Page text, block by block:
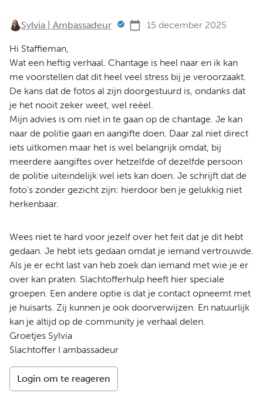
Sylvia | Ambassadeur 15 december 2025
Hi Staffieman,
Wat een heftig verhaal. Chantage is heel naar en ik kan
me voorstellen dat dit heel veel stress bij je veroorzaakt.
De kans dat de fotos al zijn doorgestuurd is, ondanks dat
je het nooit zeker weet, wel reëel.
Mijn advies is om niet in te gaan op de chantage. Je kan
naar de politie gaan en aangifte doen. Daar zal niet direct
iets uitkomen maar het is wel belangrijk omdat, bij
meerdere aangiftes over hetzelfde of dezelfde persoon
de politie uiteindelijk wel iets kan doen. Je schrijft dat de
foto's zonder gezicht zijn: hierdoor ben je gelukkig niet
herkenbaar.
Wees niet te hard voor jezelf over het feit dat je dit hebt
gedaan. Je hebt iets gedaan omdat je iemand vertrouwde.
Als je er echt last van heb zoek dan iemand met wie je er
over kan praten. Slachtofferhulp heeft hier speciale
groepen. Een andere optie is dat je contact opneemt met
je huisarts. Zij kunnen je ook doorverwijzen. En natuurlijk
kan je altijd op de community je verhaal delen.
Groetjes Sylvia
Slachtoffer I ambassadeur
Login om te reageren